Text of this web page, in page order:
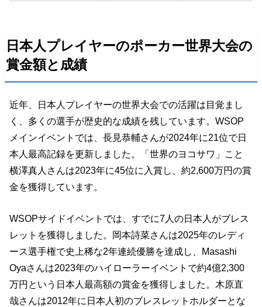
日本人プレイヤーのポーカー世界大会の
賞金額と成績
近年、日本人プレイヤーの世界大会での活躍は目覚まし
く、多くの選手が歴史的な成績を残しています。WSOP
メインイベントでは、長見恭輔さんが2024年に21位で日
本人最高記録を更新しました。「世界のヨコサワ」こと
横澤真人さんは2023年に45位に入賞し、約2,600万円の賞
金を獲得しています。
WSOPサイドイベントでは、すでに7人の日本人がブレス
レットを獲得しました。岡本詩菜さんは2025年のレディ
ース選手権で史上稀な2年連続優勝を達成し、Masashi
Oyaさんは2023年のハイローラーイベントで約4億2,300
万円という日本人最高額の賞金を獲得しました。木原直
哉さんは2012年に日本人初のブレスレットホルダーとな